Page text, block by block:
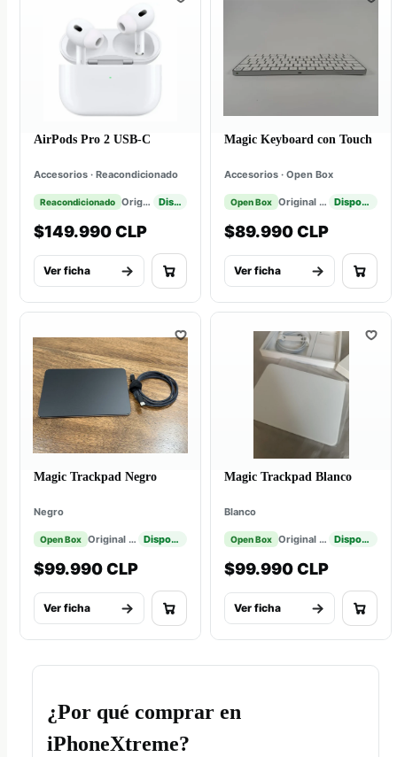
AirPods Pro 2 USB-C
Accesorios · Reacondicionado
Reacondicionado Original Apple Disponible
$149.990 CLP
Ver ficha
Magic Keyboard con Touch
Accesorios · Open Box
Open Box Original Apple Disponible
$89.990 CLP
Ver ficha
Magic Trackpad Negro
Negro
Open Box Original Apple Disponible
$99.990 CLP
Ver ficha
Magic Trackpad Blanco
Blanco
Open Box Original Apple Disponible
$99.990 CLP
Ver ficha
¿Por qué comprar en
iPhoneXtreme?